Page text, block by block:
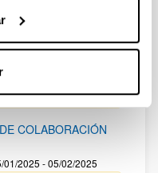
de solicitudes
Corrección de
solicitudes
COLABORACIÓN
2025 - 05/02/2025